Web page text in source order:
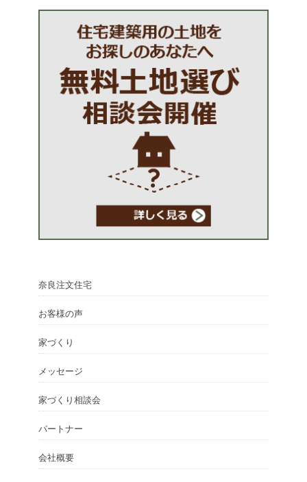
奈良注文住宅
お客様の声
家づくり
メッセージ
家づくり相談会
パートナー
会社概要